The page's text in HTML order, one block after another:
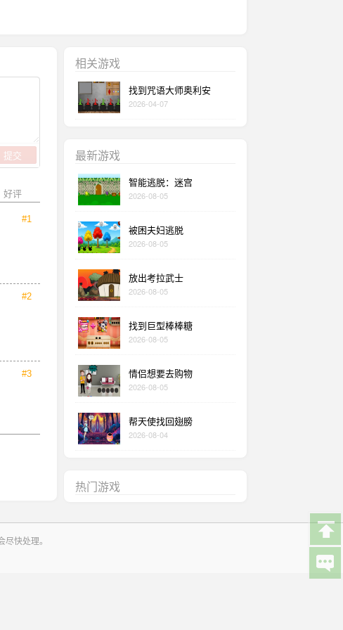
提交
好评
#1
#2
#3
相关游戏
找到咒语大师奥利安
2026-04-07
最新游戏
智能逃脱：迷宫
2026-08-05
被困夫妇逃脱
2026-08-05
放出考拉武士
2026-08-05
找到巨型棒棒糖
2026-08-05
情侣想要去购物
2026-08-05
帮天使找回翅膀
2026-08-04
热门游戏
快处理。